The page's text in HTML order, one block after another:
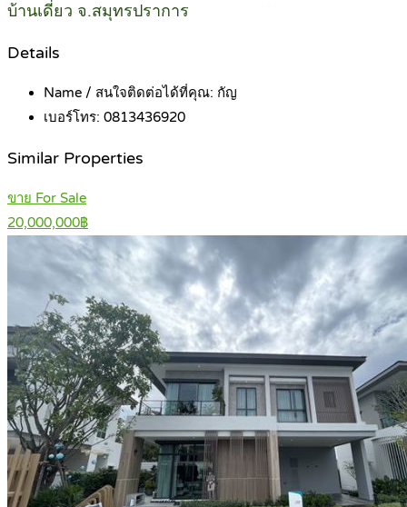
บ้านเดี่ยว จ.สมุทรปราการ
Details
Name / สนใจติดต่อได้ที่คุณ: กัญ
เบอร์โทร: 0813436920
Similar Properties
ขาย For Sale
20,000,000฿